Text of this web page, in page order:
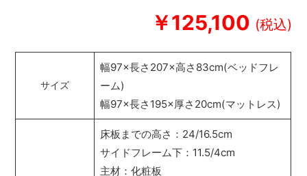
￥125,100
サイズ
幅97×長さ207×高さ83cm(ベッドフレ
ーム)
幅97×長さ195×厚さ20cm(マットレス)
床板までの高さ：24/16.5cm
サイドフレーム下：11.5/4cm
主材：化粧板